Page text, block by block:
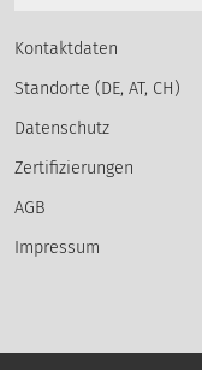
Kontaktdaten
Standorte (DE, AT, CH)
Datenschutz
Zertifizierungen
AGB
Impressum